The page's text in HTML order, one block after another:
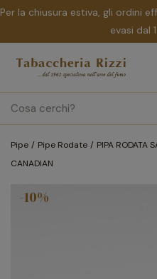
Per la chiusura estiva, gli ordini
evasi dal
Pipe Pipe Rodate
PIPA RODATA
CANADIAN
-10%